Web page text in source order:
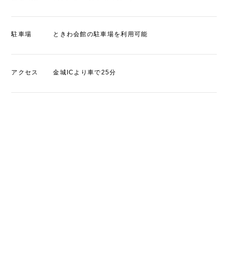
駐車場 ときわ会館の駐車場を利用可能
アクセス 金城ICより車で25分